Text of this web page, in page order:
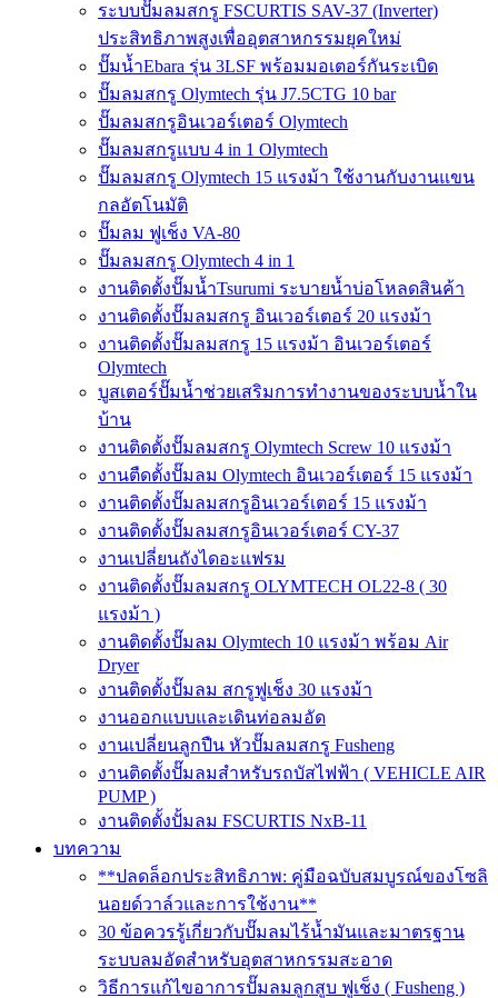
ระบบปั๊มลมสกรู FSCURTIS SAV-37 (Inverter)
ประสิทธิภาพสูงเพื่ออุตสาหกรรมยุคใหม่
ปั๊มน้ำEbara รุ่น 3LSF พร้อมมอเตอร์กันระเบิด
ปั๊มลมสกรู Olymtech รุ่น J7.5CTG 10 bar
ปั๊มลมสกรูอินเวอร์เตอร์ Olymtech
ปั๊มลมสกรูแบบ 4 in 1 Olymtech
ปั๊มลมสกรู Olymtech 15 แรงม้า ใช้งานกับงานแขน
กลอัตโนมัติ
ปั๊มลม ฟูเช็ง VA-80
ปั๊มลมสกรู Olymtech 4 in 1
งานติดตั้งปั๊มน้ำTsurumi ระบายน้ำบ่อโหลดสินค้า
งานติดตั้งปั๊มลมสกรู อินเวอร์เตอร์ 20 แรงม้า
งานติดตั้งปั๊มลมสกรู 15 แรงม้า อินเวอร์เตอร์
Olymtech
บูสเตอร์ปั๊มน้ำช่วยเสริมการทำงานของระบบน้ำใน
บ้าน
งานติดตั้งปั๊มลมสกรู Olymtech Screw 10 แรงม้า
งานตืดตั้งปั๊มลม Olymtech อินเวอร์เตอร์ 15 แรงม้า
งานติดตั้งปั๊มลมสกรูอินเวอร์เตอร์ 15 แรงม้า
งานติดตั้งปั๊มลมสกรูอินเวอร์เตอร์ CY-37
งานเปลี่ยนถังไดอะแฟรม
งานติดตั้งปั๊มลมสกรู OLYMTECH OL22-8 ( 30
แรงม้า )
งานติดตั้งปั๊มลม Olymtech 10 แรงม้า พร้อม Air
Dryer
งานติดตั้งปั๊มลม สกรูฟูเช็ง 30 แรงม้า
งานออกแบบและเดินท่อลมอัด
งานเปลี่ยนลูกปืน หัวปั๊มลมสกรู Fusheng
งานติดตั้งปั๊มลมสำหรับรถบัสไฟฟ้า ( VEHICLE AIR
PUMP )
งานติดตั้งปั้มลม FSCURTIS NxB-11
บทความ
**ปลดล็อกประสิทธิภาพ: คู่มือฉบับสมบูรณ์ของโซลิ
นอยด์วาล์วและการใช้งาน**
30 ข้อควรรู้เกี่ยวกับปั๊มลมไร้น้ำมันและมาตรฐาน
ระบบลมอัดสำหรับอุตสาหกรรมสะอาด
วิธีการแก้ไขอาการปั๊มลมลูกสูบ ฟูเช็ง ( Fusheng )